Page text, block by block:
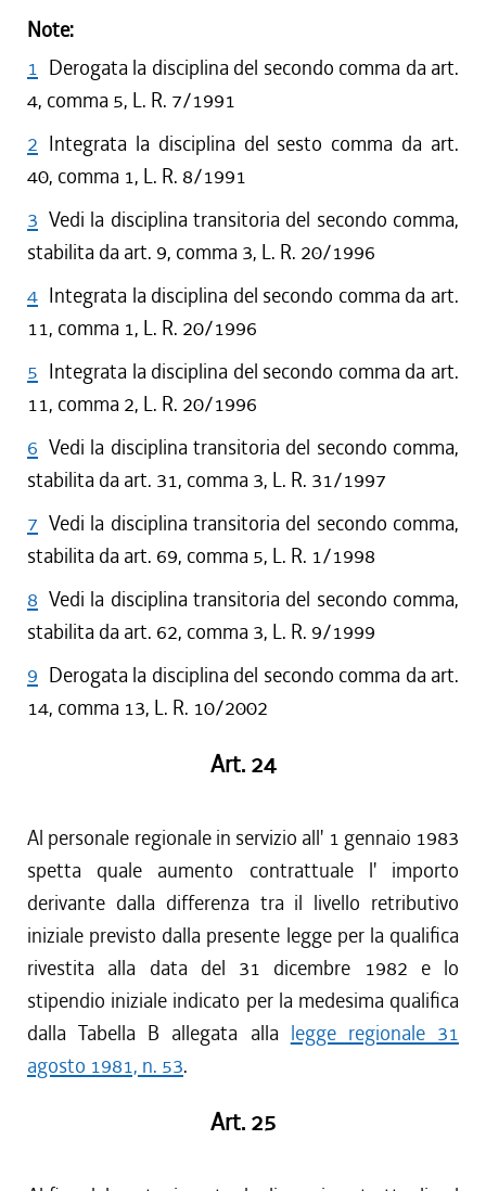
Note:
1 Derogata la disciplina del secondo comma da art.
4, comma 5, L. R. 7/1991
2 Integrata la disciplina del sesto comma da art.
40, comma 1, L. R. 8/1991
3 Vedi la disciplina transitoria del secondo comma,
stabilita da art. 9, comma 3, L. R. 20/1996
4 Integrata la disciplina del secondo comma da art.
11, comma 1, L. R. 20/1996
5 Integrata la disciplina del secondo comma da art.
11, comma 2, L. R. 20/1996
6 Vedi la disciplina transitoria del secondo comma,
stabilita da art. 31, comma 3, L. R. 31/1997
7 Vedi la disciplina transitoria del secondo comma,
stabilita da art. 69, comma 5, L. R. 1/1998
8 Vedi la disciplina transitoria del secondo comma,
stabilita da art. 62, comma 3, L. R. 9/1999
9 Derogata la disciplina del secondo comma da art.
14, comma 13, L. R. 10/2002
Art. 24
Al personale regionale in servizio all' 1 gennaio 1983
spetta quale aumento contrattuale l' importo
derivante dalla differenza tra il livello retributivo
iniziale previsto dalla presente legge per la qualifica
rivestita alla data del 31 dicembre 1982 e lo
stipendio iniziale indicato per la medesima qualifica
dalla Tabella B allegata alla legge regionale 31
agosto 1981, n. 53.
Art. 25